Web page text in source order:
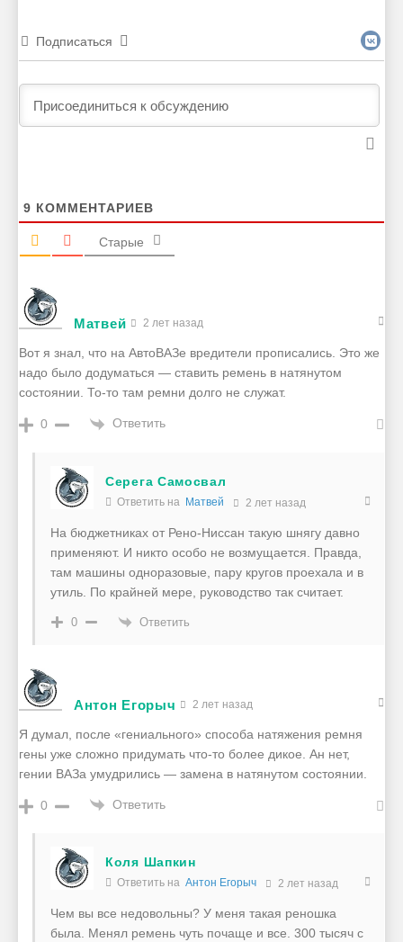
Подписаться
9 КОММЕНТАРИЕВ
Старые
Матвей 2 лет назад
Вот я знал, что на АвтоВАЗе вредители прописались. Это же
надо было додуматься — ставить ремень в натянутом
состоянии. То-то там ремни долго не служат.
0 Ответить
Серега Самосвал
Ответить на Матвей 2 лет назад
На бюджетниках от Рено-Ниссан такую шнягу давно
применяют. И никто особо не возмущается. Правда,
там машины одноразовые, пару кругов проехала и в
утиль. По крайней мере, руководство так считает.
0 Ответить
Антон Егорыч 2 лет назад
Я думал, после «гениального» способа натяжения ремня
гены уже сложно придумать что-то более дикое. Ан нет,
гении ВАЗа умудрились — замена в натянутом состоянии.
0 Ответить
Коля Шапкин
Ответить на Антон Егорыч 2 лет назад
Чем вы все недовольны? У меня такая реношка
была. Менял ремень чуть почаще и все. 300 тысяч с